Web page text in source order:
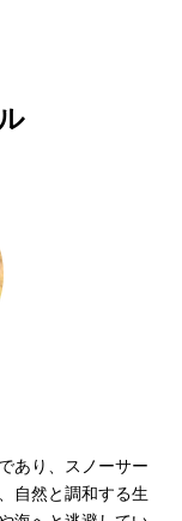
あり、スノーサー
自然と調和する生